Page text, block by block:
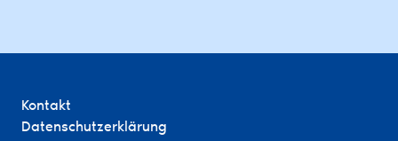
Kontakt
Datenschutzerklärung